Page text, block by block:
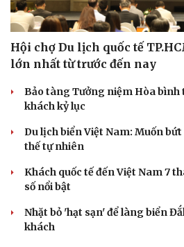
Văn hóa
Văn học
Âm nhạc
Hội chợ Du lịch quốc tế
lớn nhất từ trước đến nay
Bảo tàng Tưởng niệm Hòa bình
khách kỷ lục
Du lịch biển Việt Nam: Muốn
thế tự nhiên
Khách quốc tế đến Việt Nam 7
số nổi bật
Nhặt bỏ 'hạt sạn' để làng biển
khách